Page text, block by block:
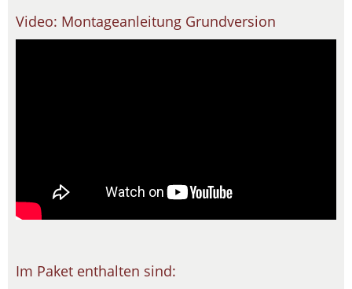
Video: Montageanleitung Grundversion
Im Paket enthalten sind: